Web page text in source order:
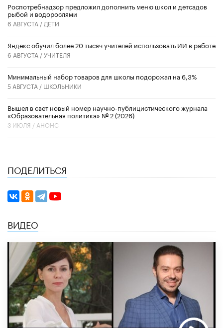
Роспотребнадзор предложил дополнить меню школ и детсадов
рыбой и водорослями
6 АВГУСТА / ДЕТИ
​Яндекс обучил более 20 тысяч учителей использовать ИИ в работе
6 АВГУСТА /УЧИТЕЛЯ
Минимальный набор товаров для школы подорожал на 6,3%
5 АВГУСТА / ШКОЛЬНИКИ
Вышел в свет новый номер научно-публицистического журнала
«Образовательная политика» № 2 (2026)
3 ИЮЛЯ / АНОНС
ПОДЕЛИТЬСЯ
ВИДЕО